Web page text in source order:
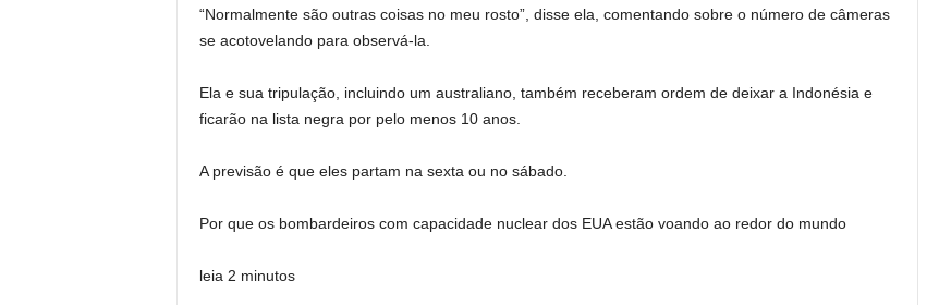
“Normalmente são outras coisas no meu rosto”, disse ela, comentando sobre o número de câmeras
se acotovelando para observá-la.
Ela e sua tripulação, incluindo um australiano, também receberam ordem de deixar a Indonésia e
ficarão na lista negra por pelo menos 10 anos.
A previsão é que eles partam na sexta ou no sábado.
Por que os bombardeiros com capacidade nuclear dos EUA estão voando ao redor do mundo
leia 2 minutos